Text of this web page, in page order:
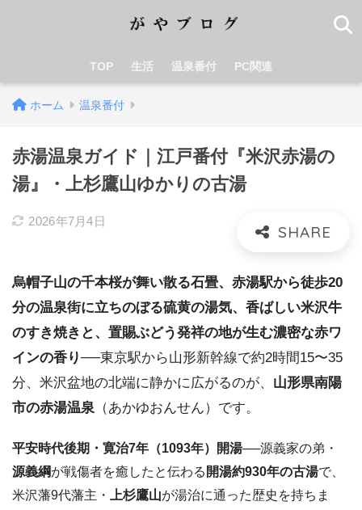
TOP 生活 温泉番付 PC関連
ホーム 温泉番付
赤湯温泉ガイド｜江戸番付『米沢赤湯の
湯』・上杉鷹山ゆかりの古湯
2026年7月4日
烏帽子山の千本桜が舞い散る石畳、赤湯駅から徒歩20
分の温泉街に立ちのぼる硫黄の湯気、香ばしい米沢牛
のすき焼きと、置賜ぶどう発祥の地が生む濃密な赤ワ
インの香り──東京駅から山形新幹線で約2時間15〜35
分、米沢盆地の北端に静かに広がるのが、 山形県南陽
市の赤湯温泉 （あかゆおんせん）です。
平安時代後期・寛治7年（1093年）開湯──源義家の弟・
源義綱が戦傷者を癒したと伝わる 開湯約930年の古湯で、
米沢藩9代藩主・ 上杉鷹山が湯治に通った歴史を持ちま